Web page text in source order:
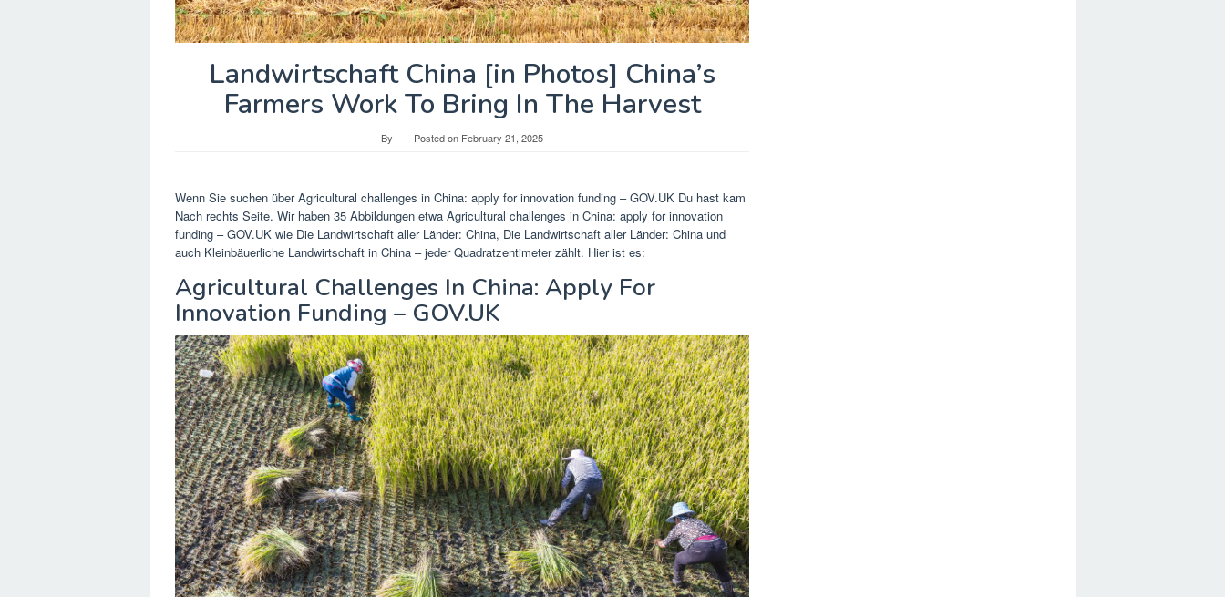
Landwirtschaft China [in Photos] China’s
Farmers Work To Bring In The Harvest
By Posted on February 21, 2025
Wenn Sie suchen über Agricultural challenges in China: apply for innovation funding – GOV.UK Du hast kam
Nach rechts Seite. Wir haben 35 Abbildungen etwa Agricultural challenges in China: apply for innovation
funding – GOV.UK wie Die Landwirtschaft aller Länder: China, Die Landwirtschaft aller Länder: China und
auch Kleinbäuerliche Landwirtschaft in China – jeder Quadratzentimeter zählt. Hier ist es:
Agricultural Challenges In China: Apply For
Innovation Funding – GOV.UK